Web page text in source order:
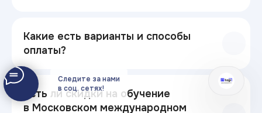
Какие есть варианты и способы
оплаты?
Есть ли скидки на обучение
в Московском международном
Следите за нами
в соц. сетях!